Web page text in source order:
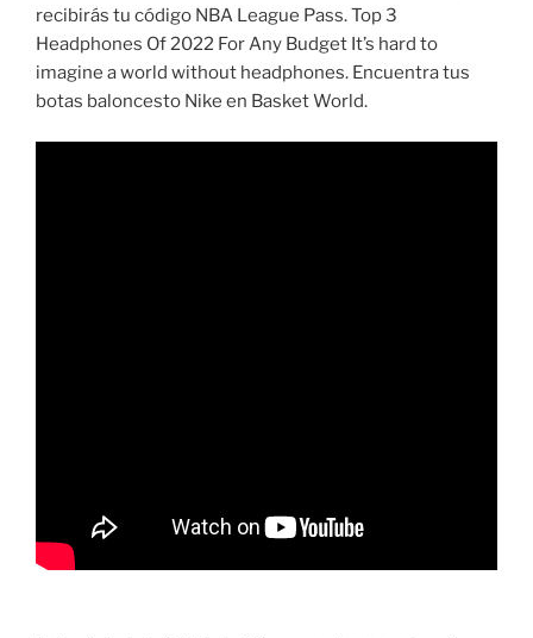
recibirás tu código NBA League Pass. Top 3
Headphones Of 2022 For Any Budget It’s hard to
imagine a world without headphones. Encuentra tus
botas baloncesto Nike en Basket World.